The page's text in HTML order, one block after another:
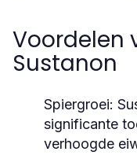
Voordelen
Sustanon
Spiergroei:
significante
verhoogde